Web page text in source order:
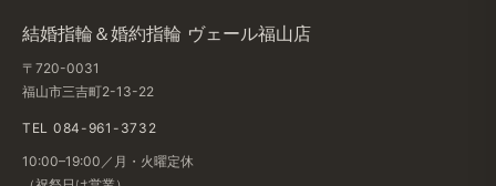
結婚​指輪＆婚約指輪 ヴェール福山店
〒720-0031
福山市三吉町2-13-22
TEL 084-961-3732
10:00–19:00／月・火曜定休